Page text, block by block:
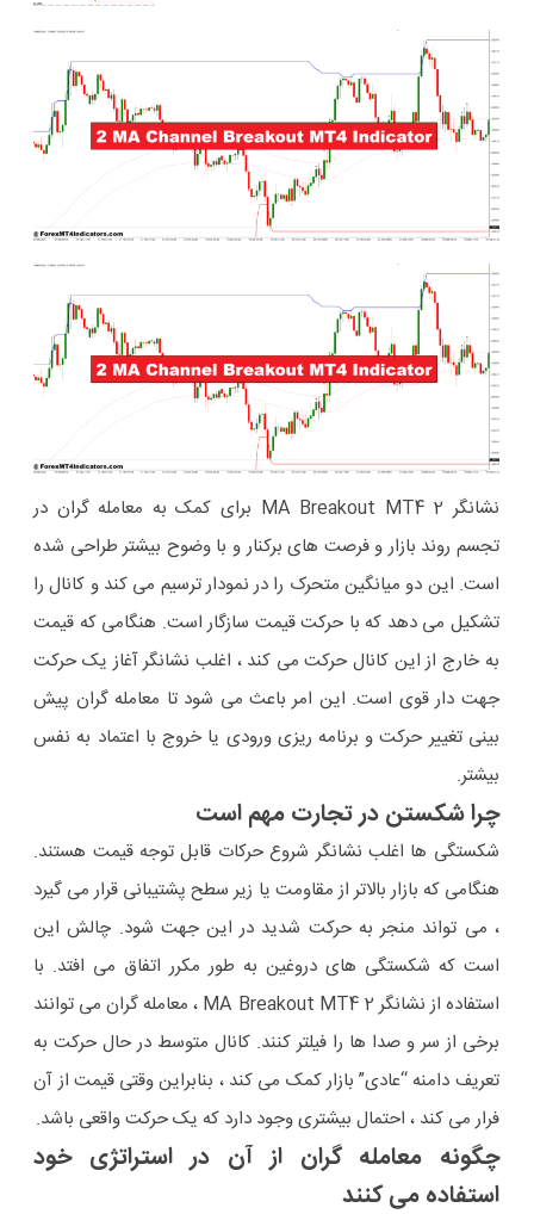
نشانگر 2 MA Breakout MT4 برای کمک به معامله گران در
تجسم روند بازار و فرصت های برکنار و با وضوح بیشتر طراحی شده
است. این دو میانگین متحرک را در نمودار ترسیم می کند و کانال را
تشکیل می دهد که با حرکت قیمت سازگار است. هنگامی که قیمت
به خارج از این کانال حرکت می کند ، اغلب نشانگر آغاز یک حرکت
جهت دار قوی است. این امر باعث می شود تا معامله گران پیش
بینی تغییر حرکت و برنامه ریزی ورودی یا خروج با اعتماد به نفس
بیشتر.
چرا شکستن در تجارت مهم است
شکستگی ها اغلب نشانگر شروع حرکات قابل توجه قیمت هستند.
هنگامی که بازار بالاتر از مقاومت یا زیر سطح پشتیبانی قرار می گیرد
، می تواند منجر به حرکت شدید در این جهت شود. چالش این
است که شکستگی های دروغین به طور مکرر اتفاق می افتد. با
استفاده از نشانگر 2 MA Breakout MT4 ، معامله گران می توانند
برخی از سر و صدا ها را فیلتر کنند. کانال متوسط در حال حرکت به
تعریف دامنه “عادی” بازار کمک می کند ، بنابراین وقتی قیمت از آن
فرار می کند ، احتمال بیشتری وجود دارد که یک حرکت واقعی باشد.
چگونه معامله گران از آن در استراتژی خود
استفاده می کنند